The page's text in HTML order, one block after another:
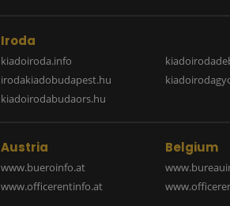
Iroda
kiadoiroda.info
irodakiadobudapest.hu
kiadoirodabudaors.hu
Austria
www.bueroinfo.at
www.officerentinfo.at
Belgium